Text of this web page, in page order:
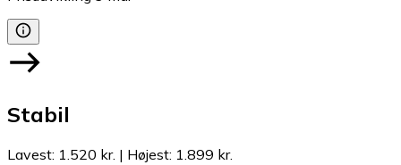
Stabil
Lavest: 1.520 kr. | Højest: 1.899 kr.